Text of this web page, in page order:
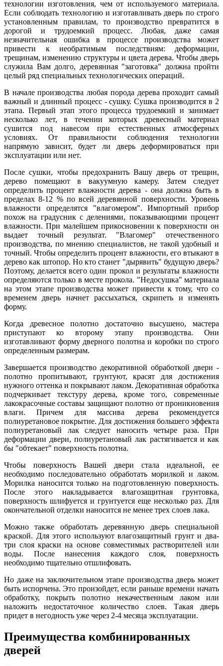
технологии изготовления, чем от используемого материала.
Если соблюдать технологию и изготавливать дверь по строго
установленным правилам, то производство превратится в
дорогой и трудоемкий процесс. Любая, даже самая
незначительная ошибка в процессе производства может
привести к необратимым последствиям: деформации,
трещинам, изменению структуры и цвета дерева. Чтобы дверь
служила Вам долго, деревянная "заготовка" должна пройти
целый ряд специальных технологических операций.
В начале производства любая порода дерева проходит самый
важный и длинный процесс - сушку. Сушка производится в 2
этапа. Первый этап этого процесса трудоемкий и занимает
несколько лет, в течении которых древесный материал
сушится под навесом при естественных атмосферных
условиях. От правильности соблюдения технологии
напрямую зависит, будет ли дверь деформироваться при
эксплуатации или нет.
После сушки, чтобы предохранить Вашу дверь от трещин,
дерево помещают в вакуумную камеру. Затем следует
определить процент влажности дерева - она должна быть в
пределах 8-12 % по всей деревянной поверхности. Уровень
влажности определятся "влагомером". Импортный прибор
похож на градусник с делениями, показывающими процент
влажности. При малейшем прикосновении к поверхности он
выдает точный результат. "Влагомер" отечественного
производства, по мнению специалистов, не такой удобный и
точный. Чтобы определить процент влажности, его втыкают в
дерево как штопор. Но кто станет "дырявить" будущую дверь?
Поэтому, делается всего один прокол и результаты влажности
определяются только в месте прокола. "Недосушка" материала
на этом этапе производства может привести к тому, что со
временем дверь начнет рассыхаться, скрипеть и изменять
форму.
Когда древесное полотно достаточно высушено, мастера
приступают ко второму этапу производства. Они
изготавливают форму дверного полотна и коробки по строго
определенным размерам.
Завершается производство декоративной обработкой двери -
полотно пропитывают, грунтуют, красят для достижения
нужного оттенка и покрывают лаком. Декоративная обработка
подчеркивает текстуру дерева, кроме того, современные
лакокрасочные составы защищают полотно от проникновения
влаги. Причем для массива дерева рекомендуется
полиуретановое покрытие. Для достижения большего эффекта
полиуретановый лак следует наносить четыре раза. При
деформации двери, полиуретановый лак растягивается и как
бы "обтекает" поверхность полотна.
Чтобы поверхность Вашей двери стала идеальной, ее
необходимо последовательно обработать морилкой и лаком.
Морилка наносится только на подготовленную поверхность.
После этого накладывается влагозащитная грунтовка,
поверхность шлифуется и грунтуется еще несколько раз. Для
окончательной отделки наносится не менее трех слоев лака.
Можно также обработать деревянную дверь специальной
краской. Для этого используют влагозащитный грунт и два-
три слоя краски на основе совместимых растворителей или
воды. После нанесения каждого слоя, поверхность
необходимо тщательно отшлифовать.
Но даже на заключительном этапе производства дверь может
быть испорчена. Это произойдет, если раньше времени начать
обработку, покрыть полотно некачественным лаком или
наложить недостаточное количество слоев. Такая дверь
придет в негодность уже через 2-4 месяца эксплуатации.
Преимущества комбинированных
дверей